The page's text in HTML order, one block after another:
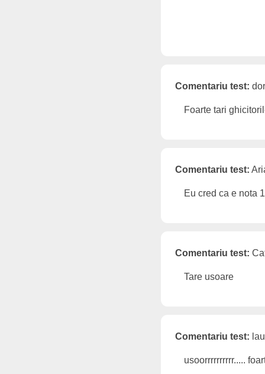
Comentariu test:
Foarte tari
Comentariu test:
Eu cred ca e nota
Comentariu test:
Tare usoare
Comentariu test:
usoorrrrrrrrrr.....